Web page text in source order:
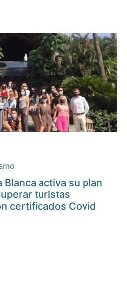
Blanca activa su plan
turistas
certificados Covid